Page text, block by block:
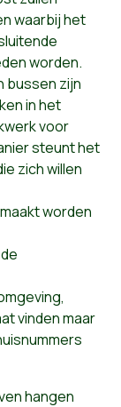
waarbij het
worden.
bussen zijn
in het
voor
steunt het
zich willen
worden
vinden maar
hangen